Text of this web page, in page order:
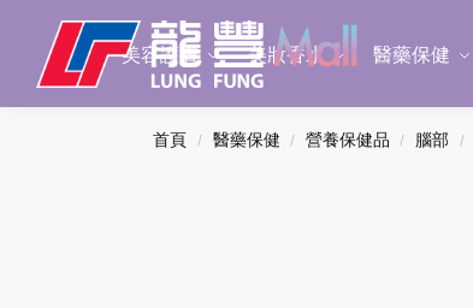
美容護膚 美妝香水 醫藥保健
Search
首頁 / 醫藥保健 / 營養保健品 / 腦部 /